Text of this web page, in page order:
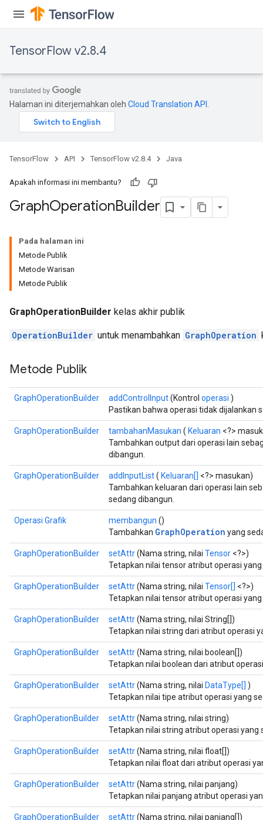
TensorFlow v2.8.4
Halaman ini diterjemahkan oleh Cloud Translation API
TensorFlow API TensorFlow v2.8.4 Java
Apakah informasi ini membantu?
GraphOperationBuilder
Pada halaman ini
Metode Publik
Metode Warisan
Metode Publik
GraphOperationBuilder kelas akhir publik
OperationBuilder untuk menambahkan GraphOperation
Metode Publik
GraphOperationBuilder addControlInput(Kontrol operasi )
Pastikan bahwa operasi tidak dijalankan
GraphOperationBuilder tambahanMasukan ( Keluaran <?>
Tambahkan output dari operasi lain
dibangun.
GraphOperationBuilder addInputList( Keluaran[] <?> masukan)
Tambahkan keluaran dari operasi lain
sedang dibangun.
Operasi Grafik membangun ()
Tambahkan GraphOperation yang
GraphOperationBuilder setAttr(Nama string, nilai Tensor <?>)
Tetapkan nilai tensor atribut operasi
GraphOperationBuilder setAttr(Nama string, nilai Tensor[] <?>)
Tetapkan nilai tensor atribut operasi
GraphOperationBuilder setAttr(Nama string, nilai String[])
Tetapkan nilai string dari atribut operasi
GraphOperationBuilder setAttr(Nama string, nilai boolean[])
Tetapkan nilai boolean dari atribut
GraphOperationBuilder setAttr(Nama string, nilai DataType[] )
Tetapkan nilai tipe atribut operasi yang
GraphOperationBuilder setAttr(Nama string, nilai string)
Tetapkan nilai string atribut operasi yang
GraphOperationBuilder setAttr(Nama string, nilai float[])
Tetapkan nilai float dari atribut operasi
GraphOperationBuilder setAttr(Nama string, nilai panjang)
Tetapkan nilai panjang atribut operasi
GraphOperationBuilder setAttr(Nama string, nilai panjang[])